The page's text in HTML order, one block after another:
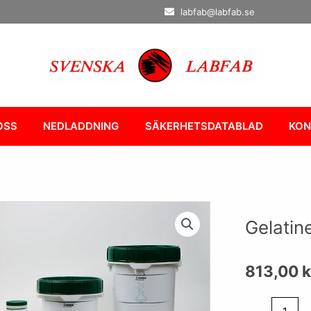
labfab@labfab.se
NEDLADDNING SÄKERHETSDATABLAD
813,00